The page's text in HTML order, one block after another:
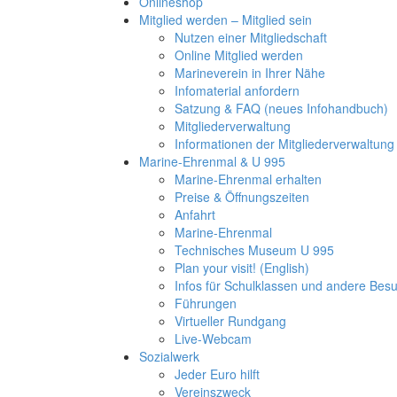
Mitglied werden – Mitglied sein
Nutzen einer Mitgliedschaft
Online Mitglied werden
Marineverein in Ihrer Nähe
Infomaterial anfordern
Satzung & FAQ (neues Infohandbuch)
Mitgliederverwaltung
Informationen der Mitgliederverwaltung
Marine-Ehrenmal & U 995
Marine-Ehrenmal erhalten
Preise & Öffnungszeiten
Anfahrt
Marine-Ehrenmal
Technisches Museum U 995
Plan your visit! (English)
Infos für Schulklassen und andere
Führungen
Virtueller Rundgang
Live-Webcam
Sozialwerk
Jeder Euro hilft
Vereinszweck